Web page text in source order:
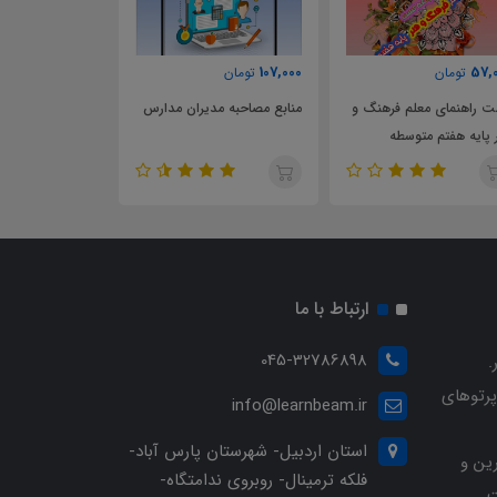
تومان
راهنمای معلم فرهنگ و
پایه هفتم متوسطه
107,000 تومان
منابع مصاحبه مدیران مدارس
و
ارتباط با ما
045-32786898
info@learnbeam.ir
استان اردبیل- شهرستان پارس آباد-
فلکه ترمینال- روبروی ندامتگاه-